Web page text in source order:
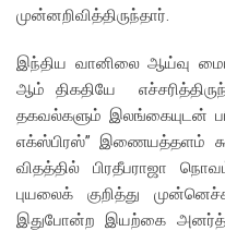
முன்னறிவித்திருந்தார்.
இந்திய வானிலை ஆய்வு
ஆம் திகதியே
தகவல்களும் இலங்கையுடன்
எக்ஸ்பிரஸ்” இணையத்தளம்
விதத்தில் பிரதீபராஜா
புயலைக் குறித்து
இதுபோன்ற இயற்கை